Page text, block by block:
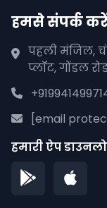
हमसे संपर्क करें
पहली मंजिल,
प्लॉट, गोंडल
[email
हमारी ऐप